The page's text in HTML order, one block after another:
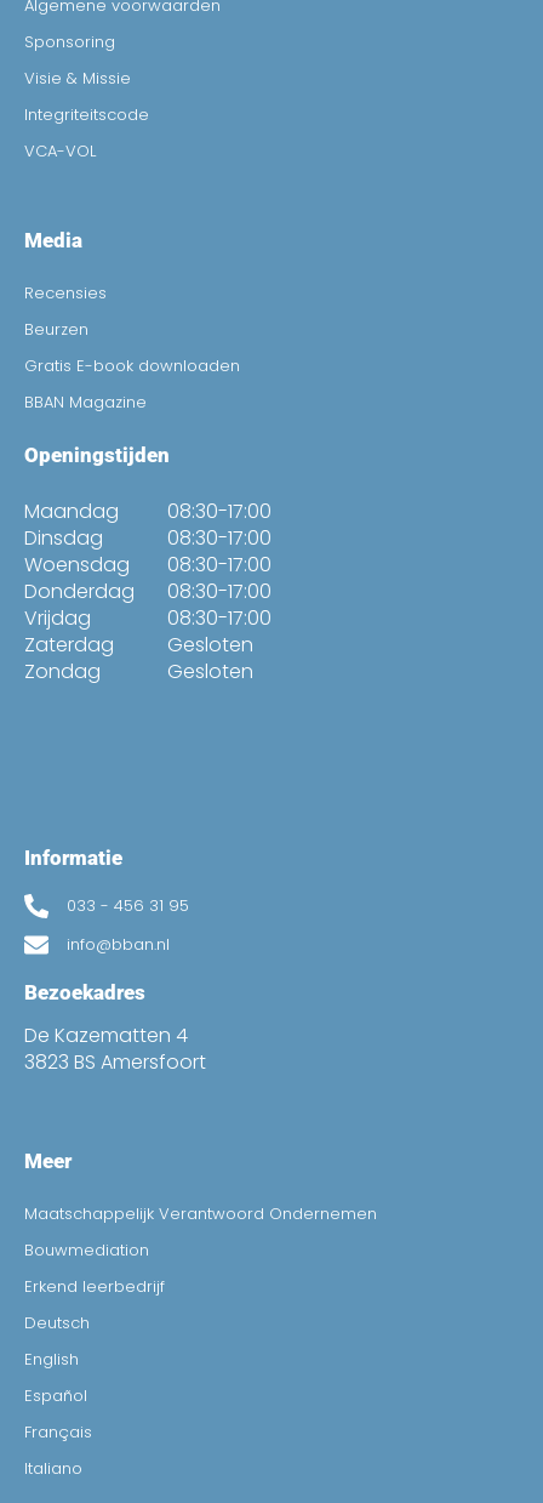
Algemene voorwaarden
Sponsoring
Visie & Missie
Integriteitscode
VCA-VOL
Media
Recensies
Beurzen
Gratis E-book downloaden
BBAN Magazine
Openingstijden
Maandag
Dinsdag
Woensdag
Donderdag
Vrijdag
Zaterdag
Zondag
08:30-17:00
08:30-17:00
08:30-17:00
08:30-17:00
08:30-17:00
Gesloten
Gesloten
Informatie
033 - 456 31 95
info@bban.nl
Bezoekadres
De Kazematten 4
3823 BS Amersfoort
Meer
Maatschappelijk Verantwoord Ondernemen
Bouwmediation
Erkend leerbedrijf
Deutsch
English
Español
Français
Italiano